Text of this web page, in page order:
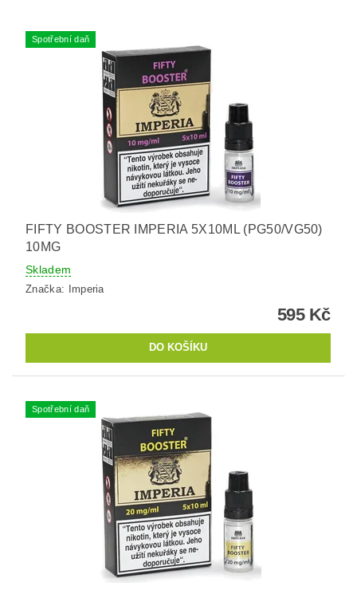
Spotřební daň
FIFTY BOOSTER IMPERIA 5X10ML (PG50/VG50)
10MG
Skladem
Značka: Imperia
595 Kč
Spotřební daň